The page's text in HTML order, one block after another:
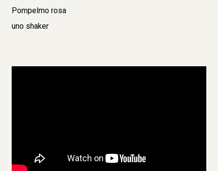
Pompelmo rosa
uno shaker